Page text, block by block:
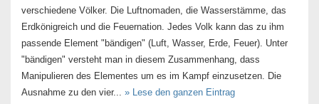
verschiedene Völker. Die Luftnomaden, die Wasserstämme, das
Erdkönigreich und die Feuernation. Jedes Volk kann das zu ihm
passende Element "bändigen" (Luft, Wasser, Erde, Feuer). Unter
"bändigen" versteht man in diesem Zusammenhang, dass
Manipulieren des Elementes um es im Kampf einzusetzen. Die
Ausnahme zu den vier... » Lese den ganzen Eintrag